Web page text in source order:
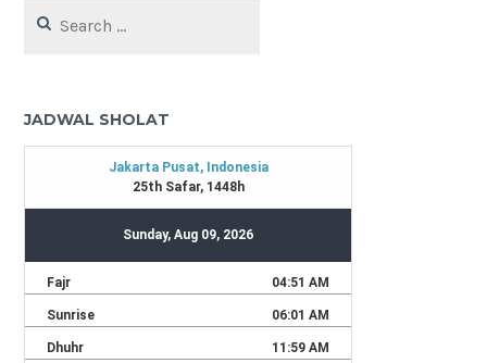
for:
JADWAL SHOLAT